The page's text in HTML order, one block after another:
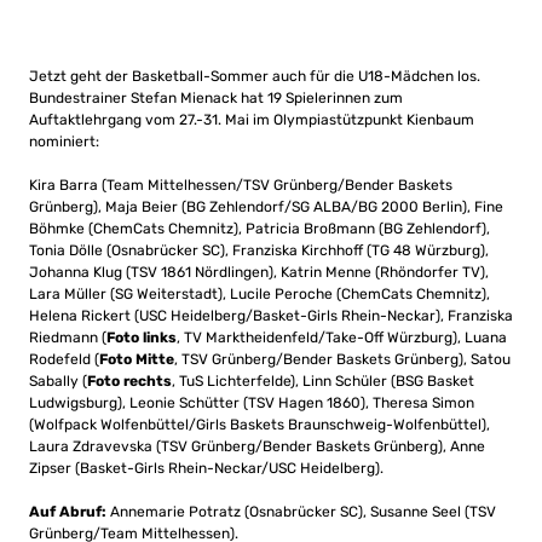
Jetzt geht der Basketball-Sommer auch für die U18-Mädchen los.
Bundestrainer Stefan Mienack hat 19 Spielerinnen zum
Auftaktlehrgang vom 27.-31. Mai im Olympiastützpunkt Kienbaum
nominiert:
Kira Barra (Team Mittelhessen/TSV Grünberg/Bender Baskets
Grünberg), Maja Beier (BG Zehlendorf/SG ALBA/BG 2000 Berlin), Fine
Böhmke (ChemCats Chemnitz), Patricia Broßmann (BG Zehlendorf),
Tonia Dölle (Osnabrücker SC), Franziska Kirchhoff (TG 48 Würzburg),
Johanna Klug (TSV 1861 Nördlingen), Katrin Menne (Rhöndorfer TV),
Lara Müller (SG Weiterstadt), Lucile Peroche (ChemCats Chemnitz),
Helena Rickert (USC Heidelberg/Basket-Girls Rhein-Neckar), Franziska
Riedmann (Foto links, TV Marktheidenfeld/Take-Off Würzburg), Luana
Rodefeld (Foto Mitte, TSV Grünberg/Bender Baskets Grünberg), Satou
Sabally (Foto rechts, TuS Lichterfelde), Linn Schüler (BSG Basket
Ludwigsburg), Leonie Schütter (TSV Hagen 1860), Theresa Simon
(Wolfpack Wolfenbüttel/Girls Baskets Braunschweig-Wolfenbüttel),
Laura Zdravevska (TSV Grünberg/Bender Baskets Grünberg), Anne
Zipser (Basket-Girls Rhein-Neckar/USC Heidelberg).
Auf Abruf: Annemarie Potratz (Osnabrücker SC), Susanne Seel (TSV
Grünberg/Team Mittelhessen).